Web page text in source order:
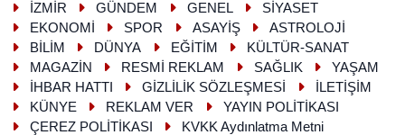
İZMİR GÜNDEM GENEL
SİYASET
EKONOMİ
SPOR ASAYİŞ
ASTROLOJİ
BİLİM
DÜNYA EĞİTİM
KÜLTÜR-SANAT
MAGAZİN
RESMİ REKLAM SAĞLIK
YAŞAM
İHBAR HATTI
GİZLİLİK SÖZLEŞMESİ
İLETİŞİM
KÜNYE
REKLAM VER
YAYIN POLİTİKASI
ÇEREZ POLİTİKASI
KVKK Aydınlatma Metni